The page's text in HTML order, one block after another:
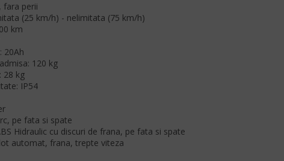
fara perii
(25 km/h) - nelimitata (75 km/h)
km
20Ah
120 kg
28 kg
IP54
pe fata si spate
Hidraulic cu discuri de frana, pe fata si spate
automat, frana, trepte viteza